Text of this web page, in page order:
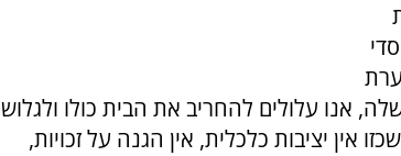
אנו עלולים להחריב את הבית כולו ולגלוש
אין יציבות כלכלית, אין הגנה על זכויות,